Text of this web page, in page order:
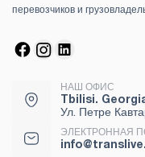
перевозчиков и
НАШ ОФИС
Tbilisi.
Ул. Петре
ЭЛЕКТРОННАЯ